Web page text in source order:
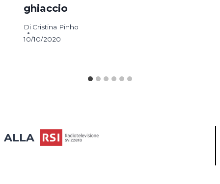
ghiaccio
Di Cristina Pinho
10/10/2020
ALLA